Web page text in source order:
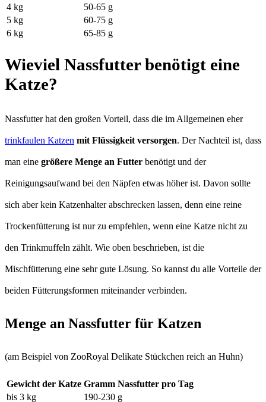
4 kg
50-65 g
5 kg
60-75 g
6 kg
65-85 g
Wieviel Nassfutter benötigt eine
Katze?
Nassfutter hat den großen Vorteil, dass die im Allgemeinen eher
trinkfaulen Katzen mit Flüssigkeit versorgen. Der Nachteil ist, dass
man eine größere Menge an Futter benötigt und der
Reinigungsaufwand bei den Näpfen etwas höher ist. Davon sollte
sich aber kein Katzenhalter abschrecken lassen, denn eine reine
Trockenfütterung ist nur zu empfehlen, wenn eine Katze nicht zu
den Trinkmuffeln zählt. Wie oben beschrieben, ist die
Mischfütterung eine sehr gute Lösung. So kannst du alle Vorteile der
beiden Fütterungsformen miteinander verbinden.
Menge an Nassfutter für Katzen
(am Beispiel von ZooRoyal Delikate Stückchen reich an Huhn)
Gewicht der Katze Gramm Nassfutter pro Tag
bis 3 kg
190-230 g